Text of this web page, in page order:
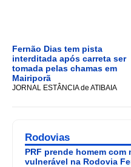
Fernão Dias tem pista
interditada após carreta ser
tomada pelas chamas em
Mairiporã
JORNAL ESTÂNCIA de ATIBAIA
Rodovias
PRF prende homem
vulnerável na Rodovia